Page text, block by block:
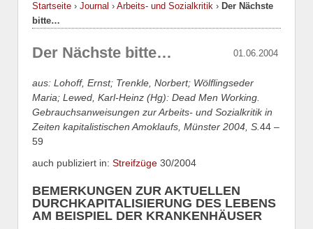
Startseite › Journal › Arbeits- und Sozialkritik › Der Nächste
bitte…
01.06.2004
Der Nächste bitte…
aus: Lohoff, Ernst; Trenkle, Norbert; Wölflingseder
Maria; Lewed, Karl-Heinz (Hg): Dead Men Working.
Gebrauchsanweisungen zur Arbeits- und Sozialkritik in
Zeiten kapitalistischen Amoklaufs, Münster 2004, S. 44 –
59
auch publiziert in: Streifzüge 30/2004
BEMERKUNGEN ZUR AKTUELLEN
DURCHKAPITALISIERUNG DES LEBENS
AM BEISPIEL DER KRANKENHÄUSER